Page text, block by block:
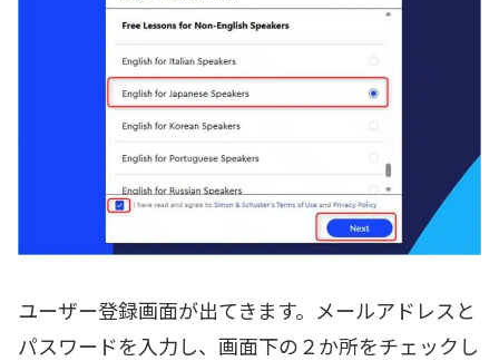
ユーザー登録画面が出てきます。メールアドレスと
パスワードを入力し、画面下の２か所をチェックし